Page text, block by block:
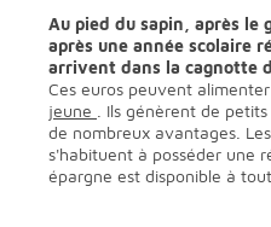
Au pied du sapin, après le
après une année scolaire
arrivent dans la cagnotte
Ces euros peuvent
jeune
. Ils génèrent de
de nombreux avantages.
s'habituent à posséder une
épargne est disponible à